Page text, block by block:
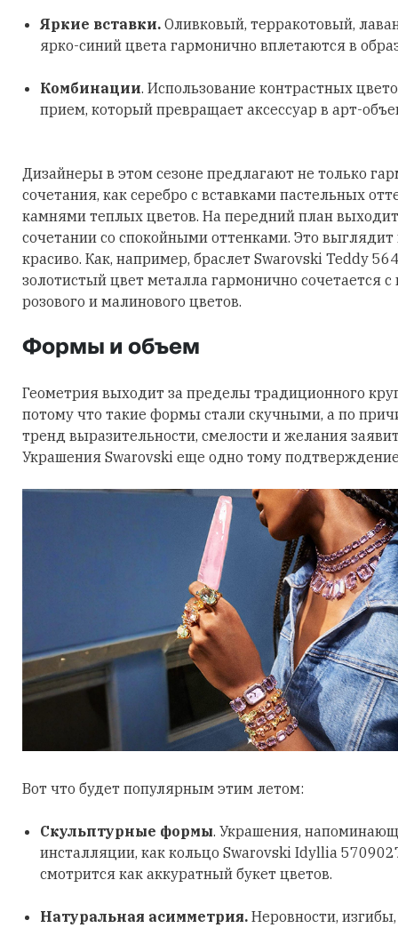
Яркие вставки. Оливковый, терракотовый,
ярко-синий цвета гармонично вплетаются в
Комбинации. Использование контрастных
прием, который превращает аксессуар в арт-
Дизайнеры в этом сезоне предлагают не только
сочетания, как серебро с вставками пастельных
камнями теплых цветов. На передний план
сочетании со спокойными оттенками. Это
красиво. Как, например, браслет Swarovski Teddy
золотистый цвет металла гармонично сочетается
розового и малинового цветов.
Формы и объем
Геометрия выходит за пределы традиционного
потому что такие формы стали скучными, а по
тренд выразительности, смелости и желания
Украшения Swarovski еще одно тому
Вот что будет популярным этим летом:
Скульптурные формы. Украшения,
инсталляции, как кольцо Swarovski Idyllia
смотрится как аккуратный букет цветов.
Натуральная асимметрия. Неровности,